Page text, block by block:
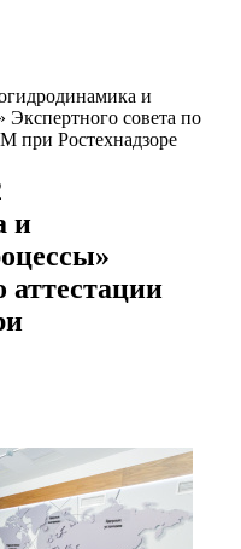
и
Экспертного совета по
при Ростехнадзоре
и
аттестации